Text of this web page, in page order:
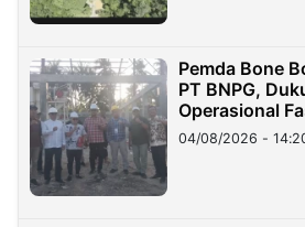
Pemda Bone
PT BNPG,
Operasional
04/08/2026 -